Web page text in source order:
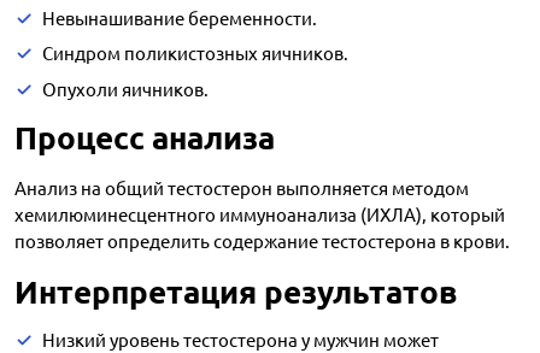
Невынашивание беременности.
Синдром поликистозных яичников.
Опухоли яичников.
Процесс анализа
Анализ на общий тестостерон выполняется методом
хемилюминесцентного иммуноанализа (ИХЛА), который
позволяет определить содержание тестостерона в крови.
Интерпретация результатов
Низкий уровень тестостерона у мужчин может